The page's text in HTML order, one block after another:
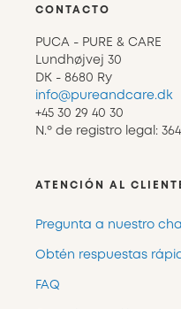
CONTACTO
PUCA - PURE & CARE
Lundhøjvej 30
DK - 8680 Ry
info@pureandcare.dk
+45 30 29 40 30
N.º de registro legal:
ATENCIÓN AL
Pregunta a nuestro
Obtén respuestas
FAQ